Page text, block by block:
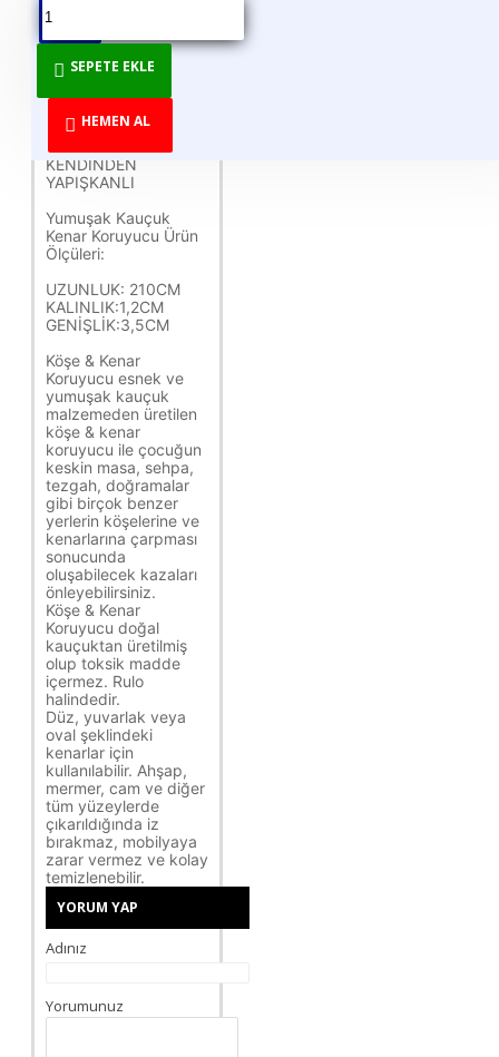
SEPETE EKLE
HEMEN AL
1 ADET KENAR
KORUMA
FİYATIDIR
KENDİNDEN
YAPIŞKANLI
Yumuşak Kauçuk
Kenar Koruyucu Ürün
Ölçüleri:
UZUNLUK: 210CM
KALINLIK:1,2CM
GENİŞLİK:3,5CM
Köşe & Kenar
Koruyucu esnek ve
yumuşak kauçuk
malzemeden üretilen
köşe & kenar
koruyucu ile çocuğun
keskin masa, sehpa,
tezgah, doğramalar
gibi birçok benzer
yerlerin köşelerine ve
kenarlarına çarpması
sonucunda
oluşabilecek kazaları
önleyebilirsiniz.
Köşe & Kenar
Koruyucu doğal
kauçuktan üretilmiş
olup toksik madde
içermez. Rulo
halindedir.
Düz, yuvarlak veya
oval şeklindeki
kenarlar için
kullanılabilir. Ahşap,
mermer, cam ve diğer
tüm yüzeylerde
çıkarıldığında iz
bırakmaz, mobilyaya
zarar vermez ve kolay
temizlenebilir.
YORUM YAP
Adınız
Yorumunuz